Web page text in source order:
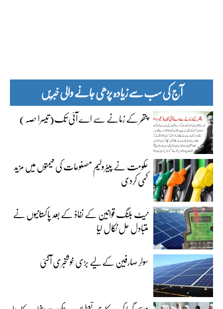
آج کی سب سے زیادہ پڑھی جانے والی خبریں
پتھر کے زمانے سے اے آئی تک(تیسرا حصہ)
حکومت نے پیٹرولیم مصنوعات کی قیمتوں میں مزید
کمی کردی
نیٹ بلنگ قوانین کے نفاذ کے بعد پاکستانیوں نے
متبادل حل نکال لیا
سولر صارفین کے لیے بڑی خوشخبری آگئی